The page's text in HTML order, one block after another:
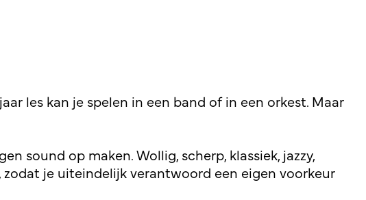
les kan je spelen in een band of in een orkest. Maar
sound op maken. Wollig, scherp, klassiek, jazzy,
je uiteindelijk verantwoord een eigen voorkeur